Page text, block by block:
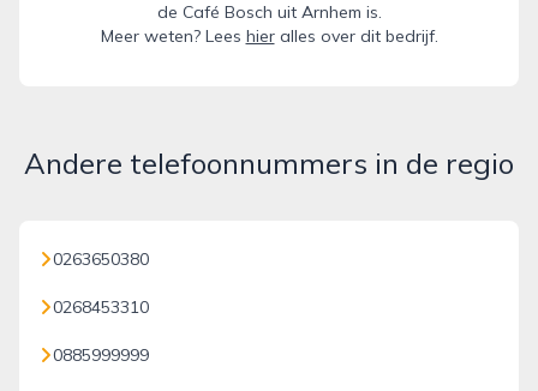
de Café Bosch uit Arnhem is.
Meer weten? Lees hieralles over dit bedrijf.
Andere telefoonnummers in de regio
0263650380
0268453310
0885999999